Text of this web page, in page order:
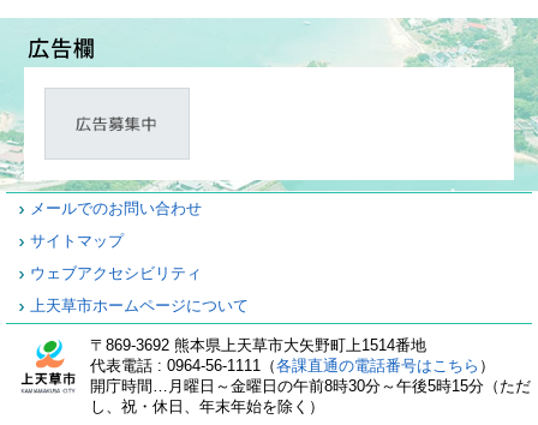
メールでのお問い合わせ
サイトマップ
ウェブアクセシビリティ
上天草市ホームページについて
〒869-3692 熊本県上天草市大矢野町上1514番地
代表電話 : 0964-56-1111（各課直通の電話番号はこちら ）
開庁時間…月曜日～金曜日の午前8時30分～午後5時15分（ただ
し、祝・休日、年末年始を除く）